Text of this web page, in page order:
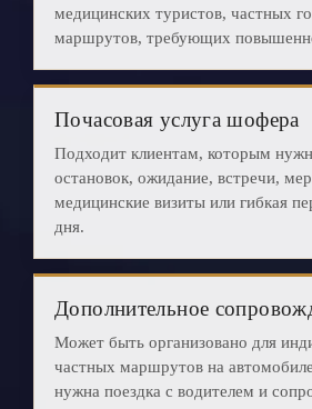
медицинских туристов, частных
маршрутов, требующих
Почасовая услуга шофера
Подходит клиентам, которым
остановок, ожидание, встречи,
медицинские визиты или гибкая
дня.
Дополнительное
Может быть организовано для
частных маршрутов на
нужна поездка с водителем и